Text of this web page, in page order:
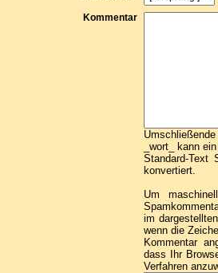
Kommentar
_wort_ kann
Standard-Text
konvertiert.
Um
im
wenn die
Kommentar
dass Ihr
Verfahren